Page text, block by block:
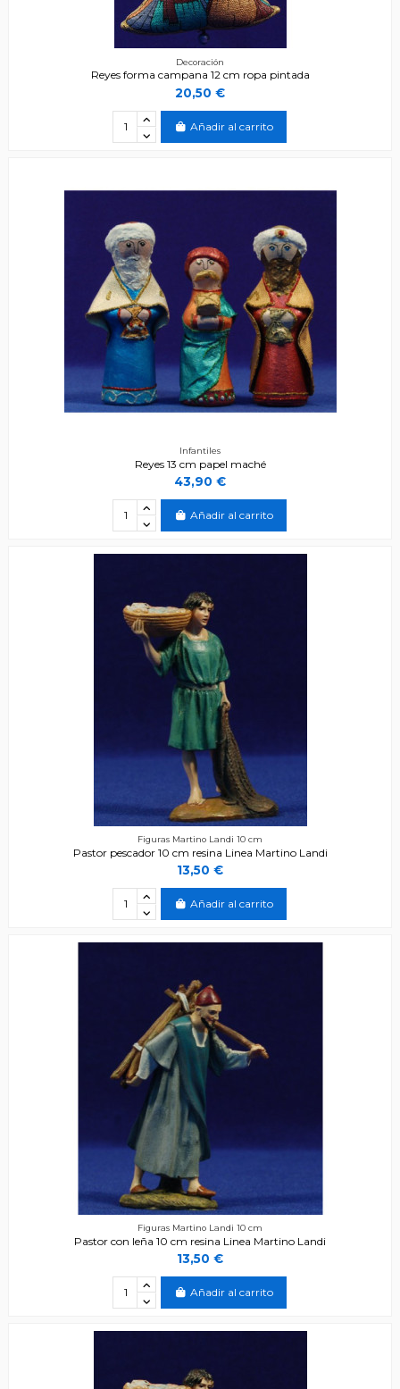
Decoración
Reyes forma campana 12 cm ropa pintada
20,50 €
Añadir al carrito
Infantiles
Reyes 13 cm papel maché
43,90 €
Añadir al carrito
Figuras Martino Landi 10 cm
Pastor pescador 10 cm resina Linea Martino Landi
13,50 €
Añadir al carrito
Figuras Martino Landi 10 cm
Pastor con leña 10 cm resina Linea Martino Landi
13,50 €
Añadir al carrito